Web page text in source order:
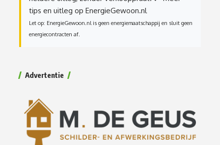
tips en uitleg op EnergieGewoon.nl
Let op: EnergieGewoon.nl is geen energiemaatschappij en sluit geen
energiecontracten af.
Advertentie